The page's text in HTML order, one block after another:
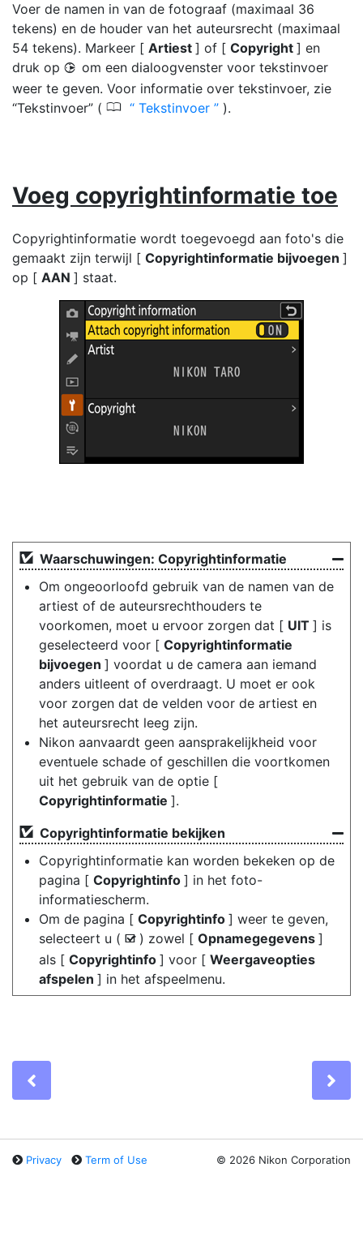
Voer de namen in van de fotograaf (maximaal 36
tekens) en de houder van het auteursrecht (maximaal
54 tekens). Markeer [ Artiest ] of [ Copyright ] en
druk op 2 om een dialoogvenster voor tekstinvoer
weer te geven. Voor informatie over tekstinvoer, zie
“Tekstinvoer” ( 0 Tekstinvoer ).
Voeg copyrightinformatie toe
Copyrightinformatie wordt toegevoegd aan foto's die
gemaakt zijn terwijl [ Copyrightinformatie bijvoegen ]
op [ AAN ] staat.
Waarschuwingen: Copyrightinformatie
Om ongeoorloofd gebruik van de namen van de
artiest of de auteursrechthouders te
voorkomen, moet u ervoor zorgen dat [ UIT ] is
geselecteerd voor [ Copyrightinformatie
bijvoegen ] voordat u de camera aan iemand
anders uitleent of overdraagt. U moet er ook
voor zorgen dat de velden voor de artiest en
het auteursrecht leeg zijn.
Nikon aanvaardt geen aansprakelijkheid voor
eventuele schade of geschillen die voortkomen
uit het gebruik van de optie [
Copyrightinformatie ].
Copyrightinformatie bekijken
Copyrightinformatie kan worden bekeken op de
pagina [ Copyrightinfo ] in het foto-
informatiescherm.
Om de pagina [ Copyrightinfo ] weer te geven,
selecteert u ( M ) zowel [ Opnamegegevens ]
als [ Copyrightinfo ] voor [ Weergaveopties
afspelen ] in het afspeelmenu.
Privacy Term of Use © 2026 Nikon Corporation